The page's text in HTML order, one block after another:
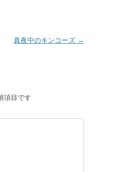
真夜中のキンコーズ →
項目です